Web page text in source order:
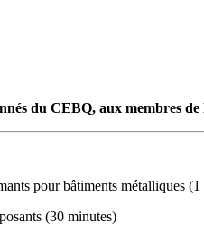
du CEBQ, aux membres
pour bâtiments métalliques
(30 minutes)